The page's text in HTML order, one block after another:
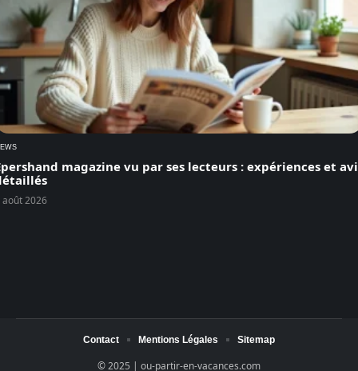
magazine vu par ses lecteurs : expériences et
août 2026
© 2025 | ou-partir-en-vacances.com
Contact Mentions Légales Sitemap